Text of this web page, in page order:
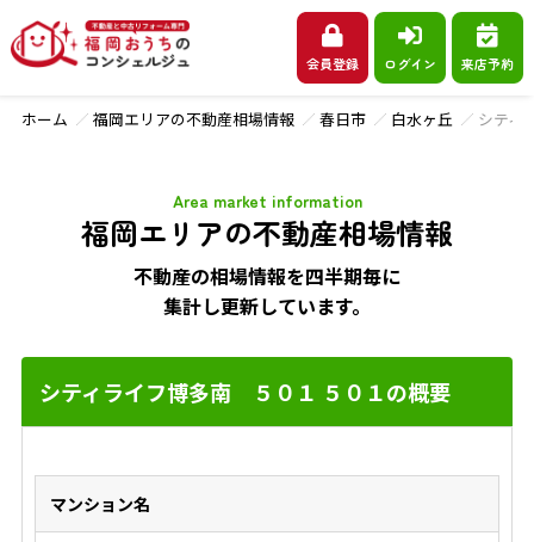
会員登録 ログイン 来店予約
ホーム 福岡エリアの不動産相場情報 春日市 白水ヶ丘 シティ
福岡エリアの不動産相場情報
Area market information
不動産の相場情報を四半期毎に
集計し更新しています。
シティライフ博多南 ５０１ ５０１の概要
マンション名